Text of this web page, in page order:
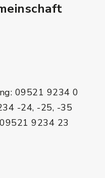
09521 9234 0
-24, -25, -35
9234 23